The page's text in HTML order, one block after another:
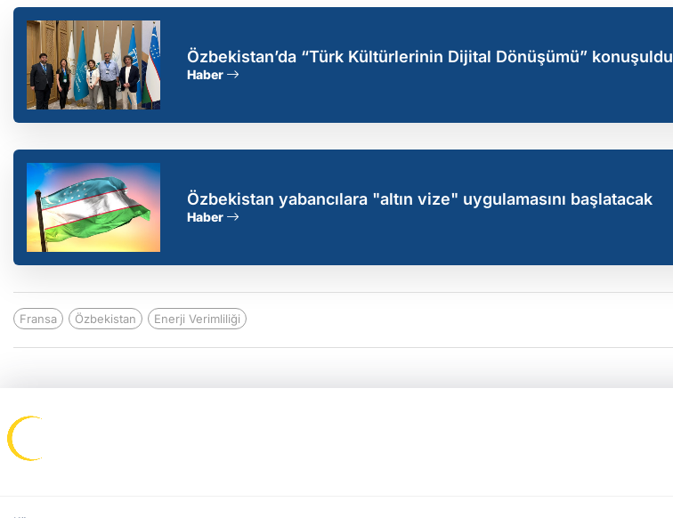
Özbekistan’da “Türk Kültürlerinin Dijital Dönüşümü” konuşuldu
Haber
Özbekistan yabancılara "altın vize" uygulamasını başlatacak
Haber
Fransa Özbekistan Enerji Verimliliği